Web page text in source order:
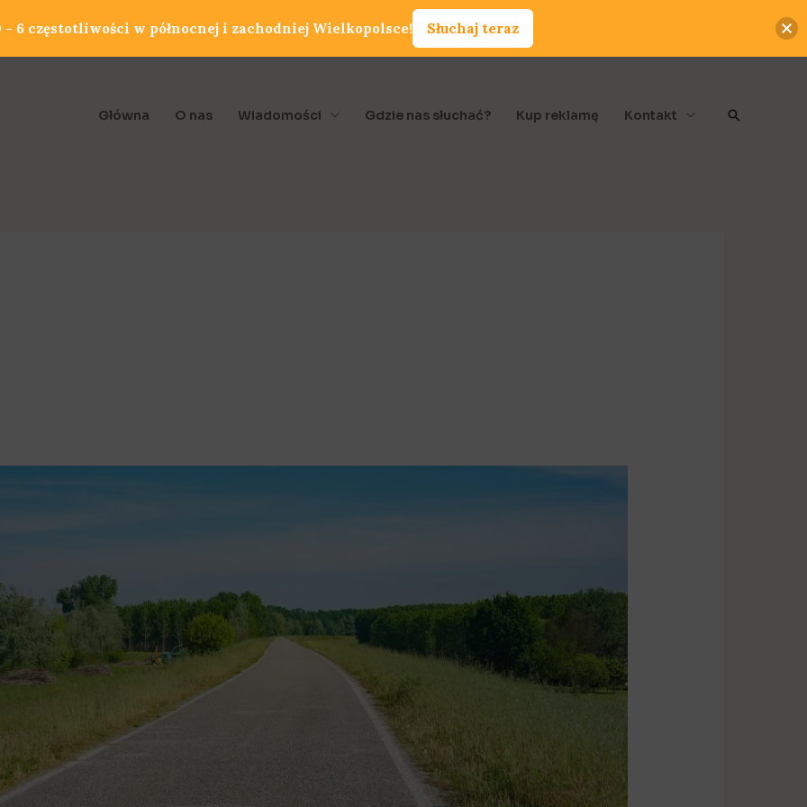
Główna O nas Wiadomości Gdzie nas słuchać? Kup reklamę Kontakt Szukaj
6 częstotliwości w północnej i zachodniej Wielkopolsce! Słuchaj teraz